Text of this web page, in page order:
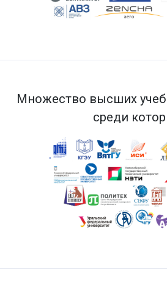
Множество высших
среди